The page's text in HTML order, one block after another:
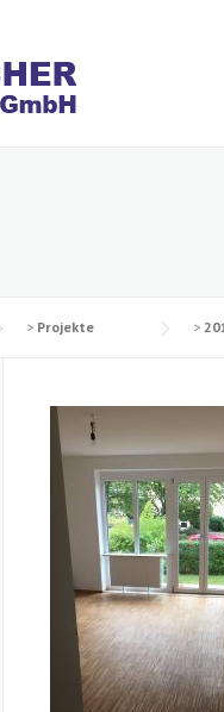
> Projekte >